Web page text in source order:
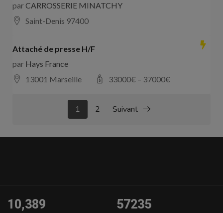
parCARROSSERIE MINATCHY
Saint-Denis 97400
Attaché de presse H/F
par Hays France
13001 Marseille
33000€ – 37000€
1 2 Suivant
10,389 57235